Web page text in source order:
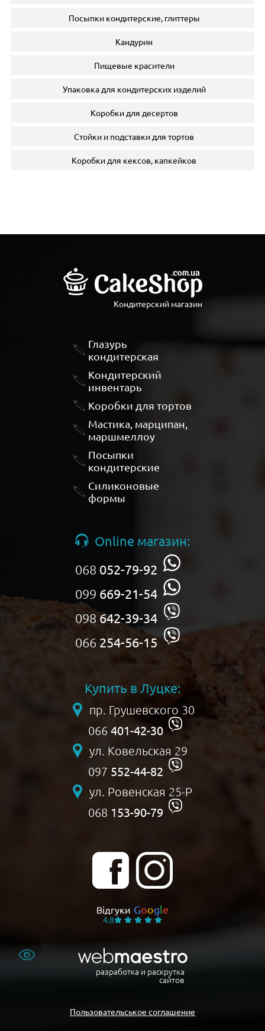
Посыпки кондитерские, глиттеры
Кандурин
Пищевые красители
Упаковка для кондитерских изделий
Коробки для десертов
Стойки и подставки для тортов
Коробки для кексов, капкейков
Кондитерский магазин
Відгуки Google
4.8
Глазурь
кондитерская
Кондитерский
инвентарь
Коробки для тортов
Мастика, марципан,
маршмеллоу
Посыпки
кондитерские
Силиконовые
формы
Online магазин:
068 052-79-92
099 669-21-54
098 642-39-34
066 254-56-15
Купить в Луцке:
пр. Грушевского 30
066 401-42-30
ул. Ковельская 29
097 552-44-82
ул. Ровенская 25-Р
068 153-90-79
разработка и раскрутка
сайтов
Пользовательськое соглашение